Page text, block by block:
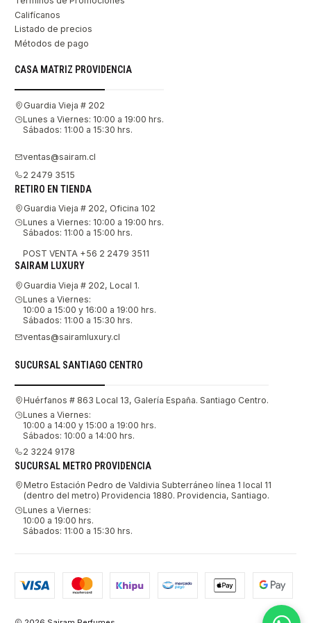
Califícanos
Listado de precios
Métodos de pago
CASA MATRIZ PROVIDENCIA
Guardia Vieja # 202
Lunes a Viernes: 10:00 a 19:00 hrs.
Sábados: 11:00 a 15:30 hrs.
ventas@sairam.cl
2 2479 3515
RETIRO EN TIENDA
Guardia Vieja # 202, Oficina 102
Lunes a Viernes: 10:00 a 19:00 hrs.
Sábados: 11:00 a 15:00 hrs.
POST VENTA +56 2 2479 3511
SAIRAM LUXURY
Guardia Vieja # 202, Local 1.
Lunes a Viernes:
10:00 a 15:00 y 16:00 a 19:00 hrs.
Sábados: 11:00 a 15:30 hrs.
ventas@sairamluxury.cl
SUCURSAL SANTIAGO CENTRO
Huérfanos # 863 Local 13, Galería España. Santiago Centro.
Lunes a Viernes:
10:00 a 14:00 y 15:00 a 19:00 hrs.
Sábados: 10:00 a 14:00 hrs.
2 3224 9178
SUCURSAL METRO PROVIDENCIA
Metro Estación Pedro de Valdivia Subterráneo línea 1 local 11
(dentro del metro) Providencia 1880. Providencia, Santiago.
Lunes a Viernes:
10:00 a 19:00 hrs.
Sábados: 11:00 a 15:30 hrs.